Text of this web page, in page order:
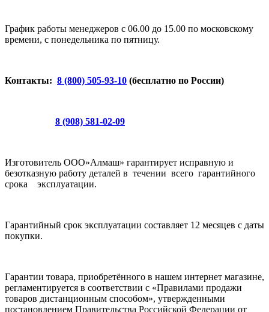
График работы менеджеров с 06.00 до 15.00 по московскому
времени, с понедельника по пятницу.
Контакты: 8 (800) 505-93-10 (бесплатно по России)
8 (908) 581-02-09
Изготовитель ООО»Алмаш» гарантирует исправную и
безотказную работу деталей в течении всего гарантийного
срока эксплуатации.
Гарантийный срок эксплуатации составляет 12 месяцев с даты
покупки.
Гарантии товара, приобретённого в нашем интернет магазине,
регламентируется в соответствии с «Правилами продажи
товаров дистанционным способом», утвержденными
постановлением Правительства Российской Федерации от